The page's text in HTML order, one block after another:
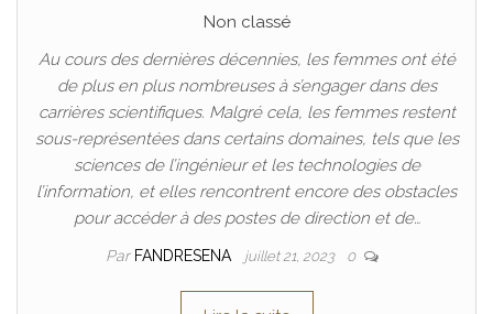
Non classé
Au cours des dernières décennies, les femmes ont été
de plus en plus nombreuses à s’engager dans des
carrières scientifiques. Malgré cela, les femmes restent
sous-représentées dans certains domaines, tels que les
sciences de l’ingénieur et les technologies de
l’information, et elles rencontrent encore des obstacles
pour accéder à des postes de direction et de…
Par FANDRESENA juillet 21, 2023 0